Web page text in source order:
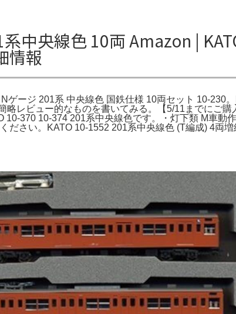
系中央線色 10両 Amazon |
情報
ゲージ 201系 中央線色 国鉄仕様 10両セット 10-230
略レビュー的なものを書いてみる。【5/11までにご
10-370 10-374 201系中央線色です。・灯下類 M車
ださい。KATO 10-1552 201系中央線色 (T編成) 4両